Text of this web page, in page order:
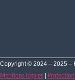
Copyright © 2024 – 2025
Mentions légales